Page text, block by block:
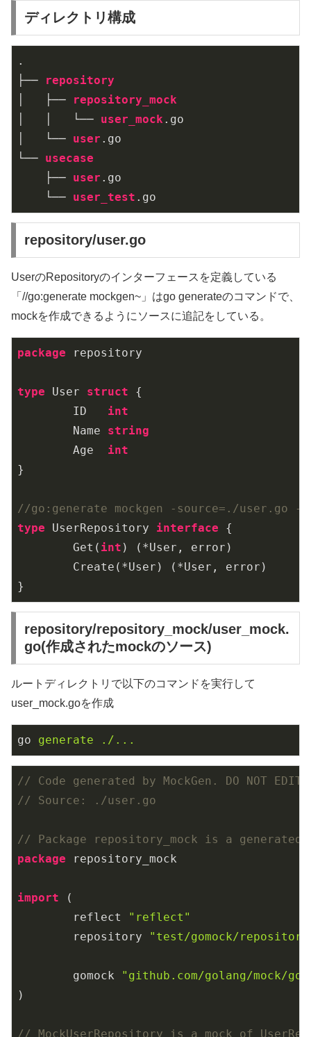
ディレクトリ構成
.
├──
repository
│   ├──
repository_mock
│   │   └── user_mock .go
│   └── user .go
└── usecase
    ├──
user .go
    └──
user_test .go
repository/user.go
UserのRepositoryのインターフェースを定義している
「//go:generate mockgen~」はgo generateのコマンドで、
mockを作成できるようにソースに追記をしている。
package repository
type User struct {
	ID
int
	Name
string
	Age
int
}
//go:generate mockgen -source=./user.go -
type UserRepository interface {
	Get(
int ) (*User, error)
repository/repository_mock/user_mock.
go(作成されたmockのソース)
ルートディレクトリで以下のコマンドを実行して
user_mock.goを作成
go generate ./...
// Code generated by MockGen. DO NOT EDIT.
// Source: ./user.go
// Package repository_mock is a generated
package repository_mock
import (
	reflect
"reflect"
	repository
"test/gomock/
	gomock
"github.com/golang/mock/
)
// MockUserRepository is a mock of